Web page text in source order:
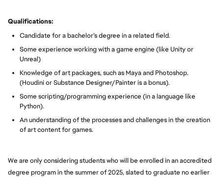
Qualifications:
Candidate for a bachelor’s degree in a related field.
Some experience working with a game engine (like Unity or
Unreal)
Knowledge of art packages, such as Maya and Photoshop.
(Houdini or Substance Designer/Painter is a bonus).
Some scripting/programming experience (in a language like
Python).
An understanding of the processes and challenges in the creation
of art content for games.
We are only considering students who will be enrolled in an accredited
degree program in the summer of 2025, slated to graduate no earlier